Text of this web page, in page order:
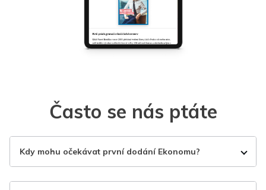
Často se nás ptáte
Kdy mohu očekávat první dodání Ekonomu?